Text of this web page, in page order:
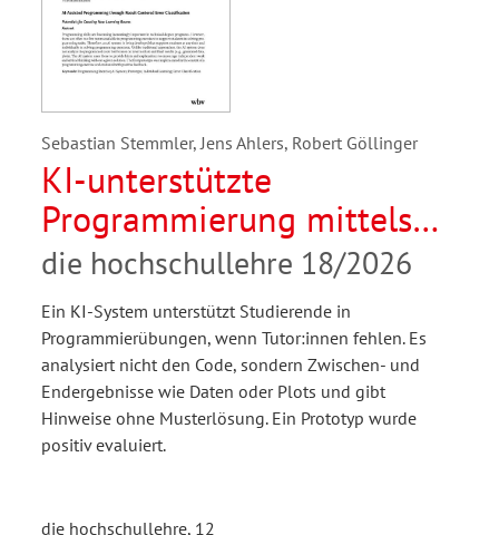
Sebastian Stemmler, Jens Ahlers, Robert Göllinger
KI-unterstützte
Programmierung mittels
ergebniszentrierter
Fehlerklassifikation.
Potenziale zur Schaffung
neuer Lernräume
die hochschullehre 18/2026
Ein KI-System unterstützt Studierende in
Programmierübungen, wenn Tutor:innen fehlen. Es
analysiert nicht den Code, sondern Zwischen- und
Endergebnisse wie Daten oder Plots und gibt
Hinweise ohne Musterlösung. Ein Prototyp wurde
positiv evaluiert.
die hochschullehre, 12